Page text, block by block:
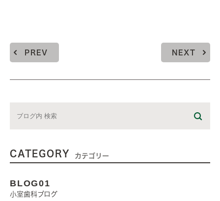
PREV NEXT
CATEGORY カテゴリー
BLOG01
小室歯科ブログ